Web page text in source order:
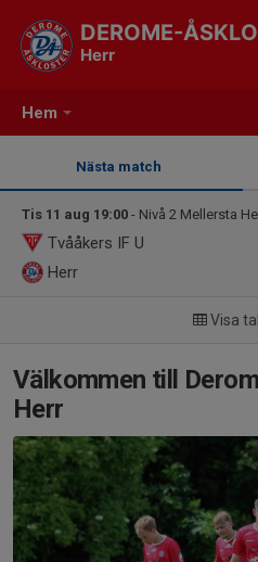
Hem
DEROME-
Herr
Nästa match
Tis 11 aug 19:00 - Nivå 2 Mellersta
Tvååkers IF U
Herr
Visa
Välkommen till
Herr